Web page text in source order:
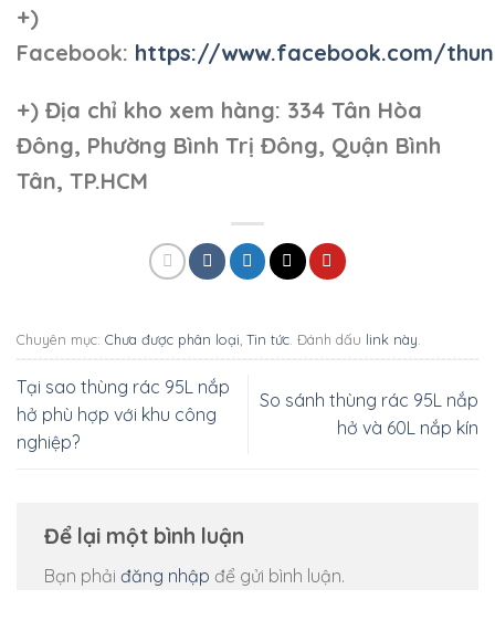
+)
Facebook: https://www.facebook.com/
+) Địa chỉ kho xem hàng: 334 Tân Hòa
Đông, Phường Bình Trị Đông, Quận Bình
Tân, TP.HCM
Chuyên mục: Chưa được phân loại Tin tức . Đánh dấu link này
Tại sao thùng rác 95L nắp
hở phù hợp với khu công
nghiệp?
So sánh thùng rác 95L nắp
hở và 60L nắp kín
Để lại một bình luận
Bạn phải đăng nhập để gửi bình luận.